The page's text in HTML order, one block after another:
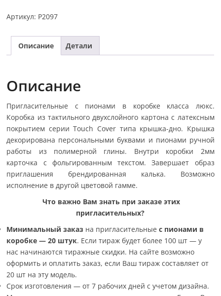
Артикул: P2097
Описание Детали
Описание
Пригласительные с пионами в коробке класса люкс.
Коробка из тактильного двухслойного картона с латексным
покрытием серии Touch Cover типа крышка-дно. Крышка
декорирована персональными буквами и пионами ручной
работы из полимерной глины. Внутри коробки 2мм
карточка с фольгированным текстом. Завершает образ
приглашения брендированная калька. Возможно
исполнение в другой цветовой гамме.
Что важно Вам знать при заказе этих
пригласительных?
Минимальный заказ на пригласительные с пионами в
коробке — 20 штук. Если тираж будет более 100 шт — у
нас начинаются тиражные скидки. На сайте возможно
оформить и оплатить заказ, если Ваш тираж составляет от
20 шт на эту модель.
Срок изготовления — от 7 рабочих дней с учетом дизайна.